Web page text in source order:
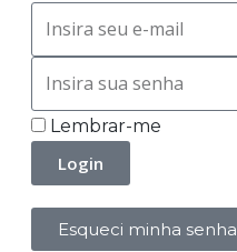
Lembrar-me
Login
Esqueci minha senha